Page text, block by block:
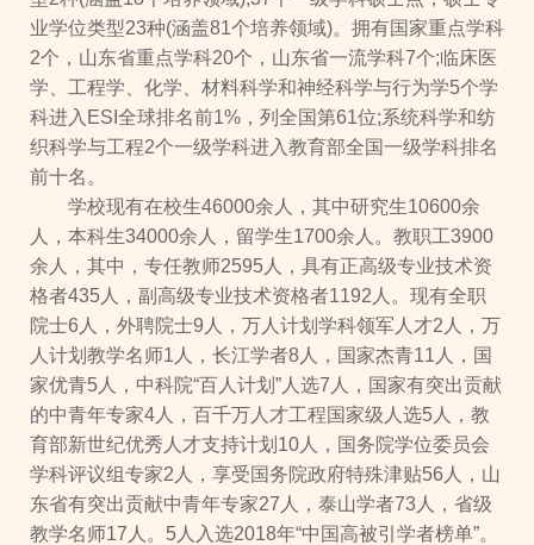
业学位类型23种(涵盖81个培养领域)。拥有国家重点学科
2个，山东省重点学科20个，山东省一流学科7个;临床医
学、工程学、化学、材料科学和神经科学与行为学5个学
科进入ESI全球排名前1%，列全国第61位;系统科学和纺
织科学与工程2个一级学科进入教育部全国一级学科排名
前十名。
学校现有在校生46000余人，其中研究生10600余
人，本科生34000余人，留学生1700余人。教职工3900
余人，其中，专任教师2595人，具有正高级专业技术资
格者435人，副高级专业技术资格者1192人。现有全职
院士6人，外聘院士9人，万人计划学科领军人才2人，万
人计划教学名师1人，长江学者8人，国家杰青11人，国
家优青5人，中科院“百人计划”人选7人，国家有突出贡献
的中青年专家4人，百千万人才工程国家级人选5人，教
育部新世纪优秀人才支持计划10人，国务院学位委员会
学科评议组专家2人，享受国务院政府特殊津贴56人，山
东省有突出贡献中青年专家27人，泰山学者73人，省级
教学名师17人。5人入选2018年“中国高被引学者榜单”。